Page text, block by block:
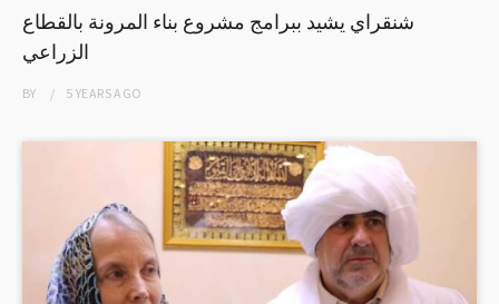
شنقراي يشيد ببرامج مشروع بناء المرونة بالقطاع
الزراعي
BY 5 YEARSAGO